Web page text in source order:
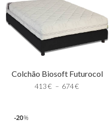
Colchão Biosoft Futurocol
413€ – 674€
%
20